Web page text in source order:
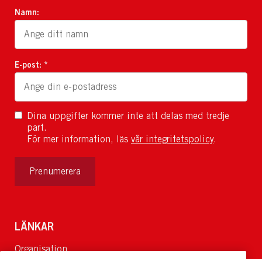
Namn:
E-post: *
Dina uppgifter kommer inte att delas med tredje
part.
För mer information, läs vår integritetspolicy.
Prenumerera
LÄNKAR
Organisation